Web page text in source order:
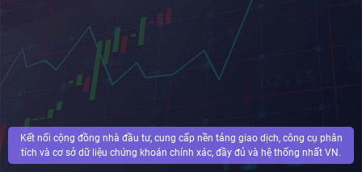
Kết nối cộng đồng nhà đầu tư, cung cấp nền tảng giao dịch, công cụ phân
tích và cơ sở dữ liệu chứng khoán chính xác, đầy đủ và hệ thống nhất VN.